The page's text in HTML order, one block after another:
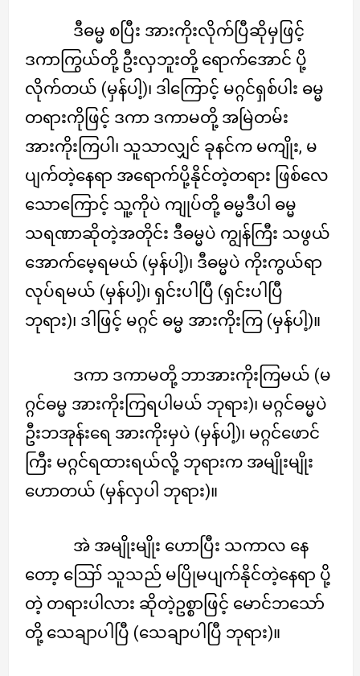
ဒီဓမ္မ စပြီး အားကိုးလိုက်ပြီဆိုမှဖြင့်
ဒကာကြွယ်တို့ ဦးလှဘူးတို့ ရောက်အောင် ပို့
လိုက်တယ် (မှန်ပါ့)၊ ဒါကြောင့် မဂ္ဂင်ရှစ်ပါး ဓမ္မ
တရားကိုဖြင့် ဒကာ ဒကာမတို့ အမြဲတမ်း
အားကိုးကြပါ၊ သူသာလျှင် ခုနင်က မကျိုး, မ
ပျက်တဲ့နေရာ အရောက်ပို့နိုင်တဲ့တရား ဖြစ်လေ
သောကြောင့် သူ့ကိုပဲ ကျုပ်တို့ ဓမ္မဒီပါ ဓမ္မ
သရဏာဆိုတဲ့အတိုင်း ဒီဓမ္မပဲ ကျွန်ကြီး သဖွယ်
အောက်မေ့ရမယ် (မှန်ပါ့)၊ ဒီဓမ္မပဲ ကိုးကွယ်ရာ
လုပ်ရမယ် (မှန်ပါ့)၊ ရှင်းပါပြီ (ရှင်းပါပြီ
ဘုရား)၊ ဒါဖြင့် မဂ္ဂင် ဓမ္မ အားကိုးကြ (မှန်ပါ့)။
ဒကာ ဒကာမတို့ ဘာအားကိုးကြမယ် (မ
ဂ္ဂင်ဓမ္မ အားကိုးကြရပါမယ် ဘုရား)၊ မဂ္ဂင်ဓမ္မပဲ
ဦးဘအုန်းရေ အားကိုးမှပဲ (မှန်ပါ့)၊ မဂ္ဂင်ဖောင်
ကြီး မဂ္ဂင်ရထားရယ်လို့ ဘုရားက အမျိုးမျိုး
ဟောတယ် (မှန်လှပါ ဘုရား)။
အဲ အမျိုးမျိုး ဟောပြီး သကာလ နေ
တော့ ဪ သူသည် မပြိုမပျက်နိုင်တဲ့နေရာ ပို့
တဲ့ တရားပါလား ဆိုတဲ့ဥစ္စာဖြင့် မောင်ဘသော်
တို့ သေချာပါပြီ (သေချာပါပြီ ဘုရား)။